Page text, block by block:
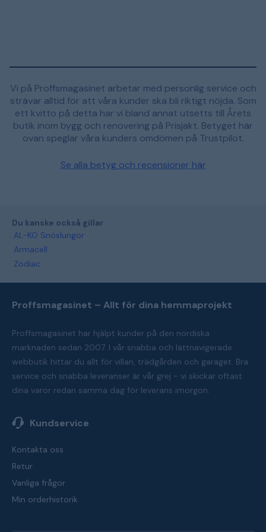
Vi på Proffsmagasinet arbetar med personlig service och
strävar alltid för att våra kunder ska bli riktigt nöjda. Som
ett kvitto på detta har vi bland annat utsetts till Årets
butik inom bygg och renovering på Prisjakt. Betyget här
ovan speglar våra kunders omdömen på Trustpilot.
Se alla betyg och recensioner här
Du kanske också gillar
AL-KO Snöslungor
Armacell
Zodiac
Proffsmagasinet – Allt för dina hemmaprojekt
Proffsmagasinet har hjälpt kunder på den nordiska
marknaden sedan 2007. I vår snabba och lättnavigerade
webbutik hittar du allt för villan, trädgården och garaget. Bra
service och snabba leveranser är vår grej - vi skickar oftast
dina varor redan samma dag för leverans imorgon.
Kundservice
Kontakta oss
Retur
Vanliga frågor
Min orderhistorik